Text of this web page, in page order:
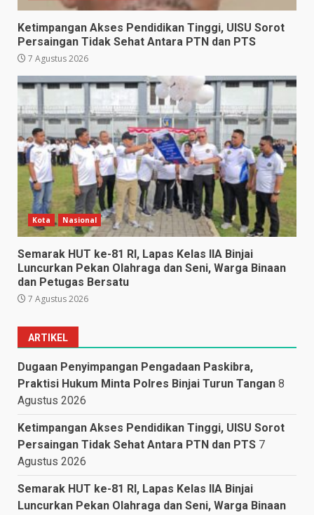
Ketimpangan Akses Pendidikan Tinggi, UISU Sorot
Persaingan Tidak Sehat Antara PTN dan PTS
7 Agustus 2026
Kota Nasional
Semarak HUT ke-81 RI, Lapas Kelas IIA Binjai
Luncurkan Pekan Olahraga dan Seni, Warga Binaan
dan Petugas Bersatu
7 Agustus 2026
ARTIKEL
Dugaan Penyimpangan Pengadaan Paskibra,
Praktisi Hukum Minta Polres Binjai Turun Tangan 8
Agustus 2026
Ketimpangan Akses Pendidikan Tinggi, UISU Sorot
Persaingan Tidak Sehat Antara PTN dan PTS 7
Agustus 2026
Semarak HUT ke-81 RI, Lapas Kelas IIA Binjai
Luncurkan Pekan Olahraga dan Seni, Warga Binaan